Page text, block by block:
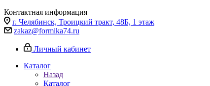
Контактная информация
г. Челябинск, Троицкий тракт, 48Б, 1 этаж
zakaz@formika74.ru
Личный кабинет
Каталог
Назад
Каталог